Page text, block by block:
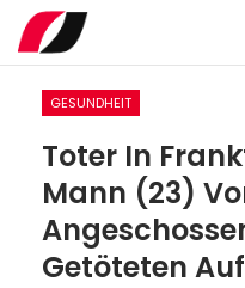
GESUNDHEIT
Toter In
Mann (23)
Getöteten